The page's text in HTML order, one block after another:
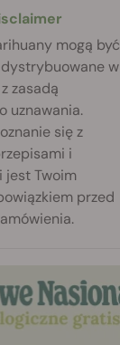
mogą być
w
zasadą
uznawania.
się z
i
jest Twoim
przed